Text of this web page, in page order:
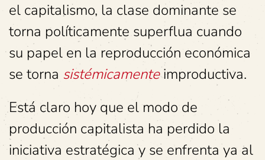
el capitalismo, la clase dominante se
torna políticamente superflua cuando
su papel en la reproducción económica
se torna sistémicamenteimproductiva.
Está claro hoy que el modo de
producción capitalista ha perdido la
iniciativa estratégica y se enfrenta ya al